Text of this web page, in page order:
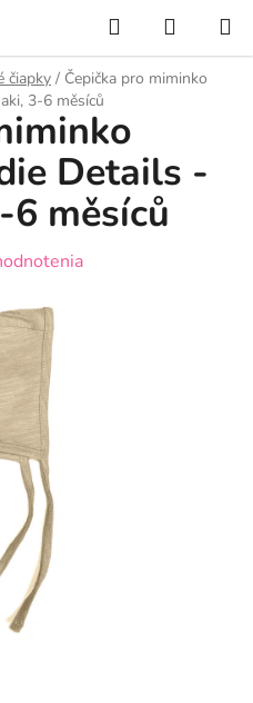
Hľadať
KOŠÍK
čiapky / Čepička pro miminko
3-6 měsíců
Details -
6 měsíců